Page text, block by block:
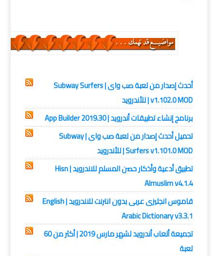
أحدث إصدار من لعبة صب واى | Subway Surfers
v1.102.0 MOD | للأندرويد
برنامج إنشاء تطبيقات أندرويد | App Builder 2019.30
تحميل أحدث إصدار من لعبة صب واى | Subway
Surfers v1.101.0 MOD | للأندرويد
تطبيق أدعية وأذكار حصن المسلم للاندرويد | Hisn
Almuslim v4.1.4
قاموس انجليزى عربى بدون انترنت للاندرويد | English
Arabic Dictionary v3.3.1
تجميعة ألعاب أندرويد لشهر مارس 2019 | أكثر من 60
لعبة